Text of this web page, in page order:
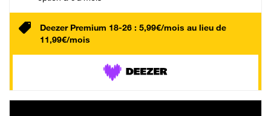
Deezer Premium 18-26 : 5,99€/mois au lieu de
11,99€/mois